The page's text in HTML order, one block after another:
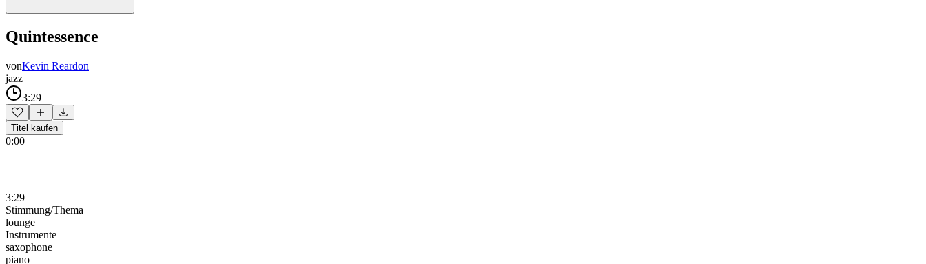
Quintessence
vonKevin Reardon
jazz
3:29
Titel kaufen
0:00
3:29
Stimmung/Thema
lounge
Instrumente
saxophone
piano